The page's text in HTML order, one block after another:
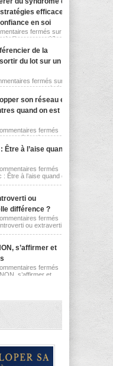
efficaces
en soi
fermés sur
l’imposteur : 10
confiance en soi
de la
du lot sur un
fermés sur
et sortir du
son réseau et
quand on est
fermés
et faire des
à l’aise quand
fermés
Être à l’aise quand on
ou
différence ?
fermés
ou extraverti ?
s’affirmer et
fermés
s’affirmer et